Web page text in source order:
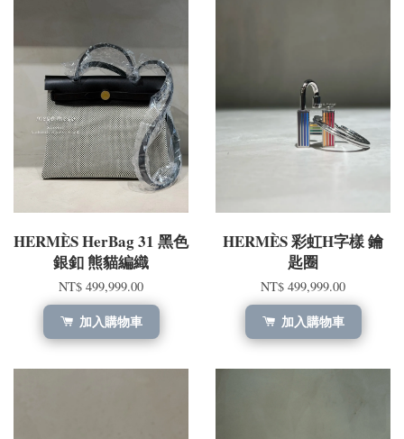
HERMÈS HerBag 31 黑色
銀釦 熊貓編織
NT$ 499,999.00
加入購物車
HERMÈS 彩虹H字樣 鑰
匙圈
NT$ 499,999.00
加入購物車